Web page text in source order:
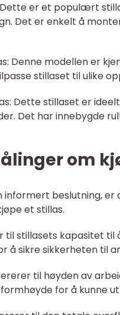
Dette er et populært
Det er enkelt å
Denne modellen er
stillaset til ulike
Dette stillaset er
Det har innebygde
om
informert beslutning,
et stillas.
til stillasets kapasitet
å sikre sikkerheten til
til høyden av
for å kunne